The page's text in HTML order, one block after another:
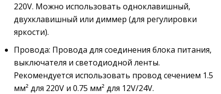
220V. Можно использовать одноклавишный‚
двухклавишный или диммер (для регулировки
яркости).
Провода: Провода для соединения блока питания‚
выключателя и светодиодной ленты.
Рекомендуется использовать провод сечением 1.5
мм² для 220V и 0.75 мм² для 12V/24V.